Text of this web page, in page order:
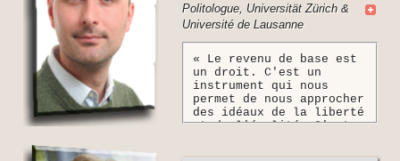
public qui va s’ouvrir :
c’est l’occasion de
simplifier radicalement
un Etat social devenu
tellement complexe qu’il
est, tout à la fois,
pléthorique et
insuffisant. »
Politologue, Universität Zürich &
Université de Lausanne
« Le revenu de base est
un droit. C'est un
instrument qui nous
permet de nous approcher
des idéaux de la liberté
et de l'égalité. C'est